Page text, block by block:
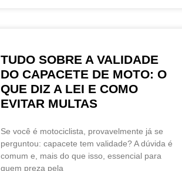
TUDO SOBRE A VALIDADE
DO CAPACETE DE MOTO: O
QUE DIZ A LEI E COMO
EVITAR MULTAS
Se você é motociclista, provavelmente já se
perguntou: capacete tem validade? A dúvida é
comum e, mais do que isso, essencial para
quem preza pela